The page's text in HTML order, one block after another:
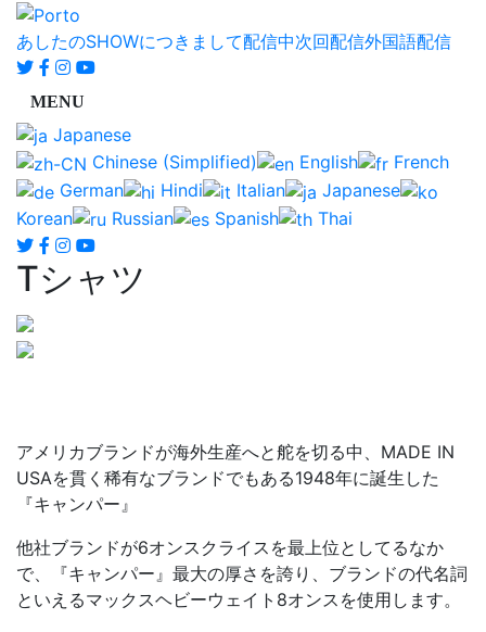
あしたのSHOWにつきまして配信中次回配信外国語配信
Japanese
Chinese (Simplified)
English
French
German
Hindi Italian
Japanese
Korean
Russian Spanish Thai
Tシャツ
アメリカブランドが海外生産へと舵を切る中、MADE IN
USAを貫く稀有なブランドでもある1948年に誕生した
『キャンパー』
他社ブランドが6オンスクライスを最上位としてるなか
で、『キャンパー』最大の厚さを誇り、ブランドの代名詞
といえるマックスヘビーウェイト8オンスを使用します。